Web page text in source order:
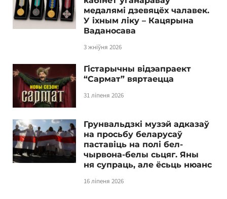
медалямі дзевяцёх чалавек.
У іхным ліку – Кацярына
Ваданосава
3 жніўня 2026
Гістарычны відэапраект
“Сармат” вяртаецца
31 ліпеня 2026
Грунвальдзкі музэй адказаў
на просьбу беларусаў
паставіць на полі бел-
чырвона-белы сьцяг. Яны
ня супраць, але ёсьць нюанс
16 ліпеня 2026